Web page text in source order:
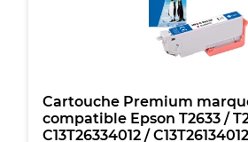
C13T26144012
-
Jaune
Cartouche Premium
compatible Epson T2633 /
C13T26334012 /